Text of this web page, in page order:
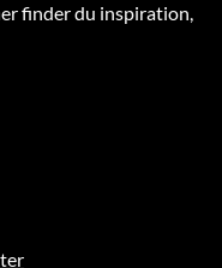
finder du inspiration,